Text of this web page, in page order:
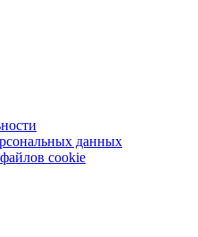
данных
сookie